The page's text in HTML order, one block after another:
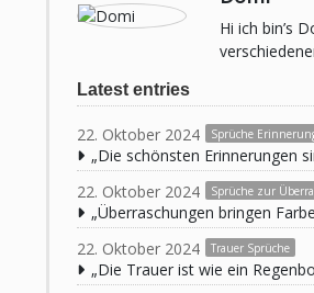
Hi ich bin’s
Latest entries
22. Oktober 2024 Sprüche
„Die schönsten Erinnerungen
22. Oktober 2024
Sprüche zur
„Überraschungen bringen
22. Oktober 2024
Trauer Sprüche
„Die Trauer ist wie ein